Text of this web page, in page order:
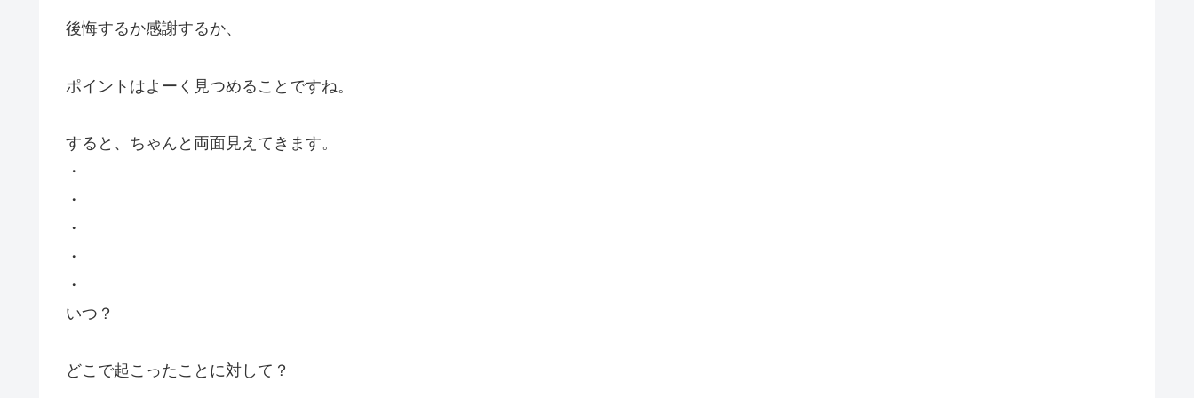
後悔するか感謝するか、
ポイントはよーく見つめることですね。
すると、ちゃんと両面見えてきます。
・
・
・
・
・
いつ？
どこで起こったことに対して？